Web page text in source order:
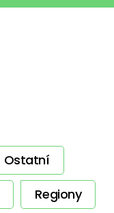
Ostatní
Regiony